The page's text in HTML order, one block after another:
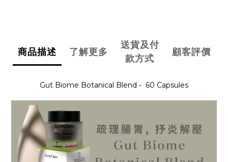
商品描述 了解更多
送貨及付
款方式
顧客評價
Gut Biome Botanical Blend - 60 Capsules